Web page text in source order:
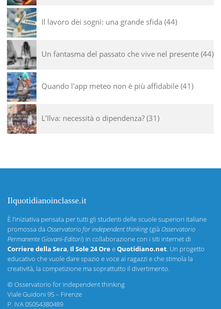
Il lavoro dei sogni: una grande sfida 44
Un fantasma del passato che vive nel presente 44
Quando l'app meteo non è più affidabile 41
L’Ilva: necessità o dipendenza? 31
Ilquotidianoinclasse.it
È l’iniziativa pensata per tutti gli studenti delle scuole superiori italiane
promossa da Osservatorio for independent thinking(già Osservatorio
Permanente Giovani-Editori) in collaborazione con i siti internet di
Corriere della Sera, Il Sole 24 OreeQuotidiano.net. Un progetto
educativo che vuole dare spazio e voce ai ragazzi e che stimola la
creatività, la competizione ma soprattutto il divertimento.
©Osservatorio for independent thinking
Viale Guidoni 95 – Firenze
P. IVA 05054380489